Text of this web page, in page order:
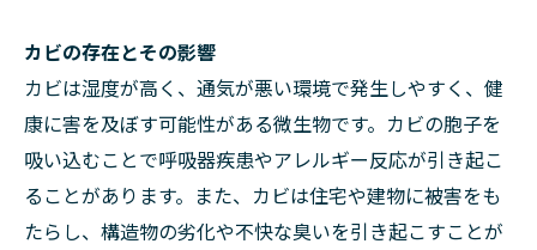
カビの存在とその影響
カビは湿度が高く、通気が悪い環境で発生しやすく、健
康に害を及ぼす可能性がある微生物です。カビの胞子を
吸い込むことで呼吸器疾患やアレルギー反応が引き起こ
ることがあります。また、カビは住宅や建物に被害をも
たらし、構造物の劣化や不快な臭いを引き起こすことが